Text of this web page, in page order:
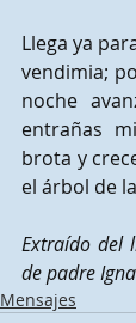
Llega ya
vendimia;
noche
entrañas
brota y
el árbol de
Extraído del
de padre
Mensajes